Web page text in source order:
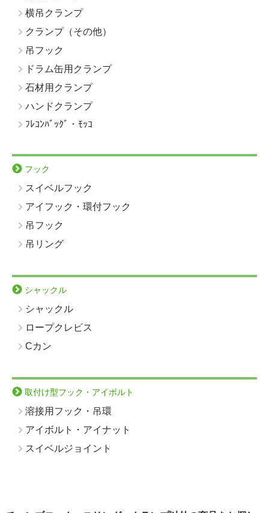
横吊クランプ
クランプ（その他）
吊フック
ドラム缶用クランプ
石材用クランプ
ハンドクランプ
ﾌﾚｺﾝﾊﾞｯｸﾞ・ﾓｯｺ
フック
スイベルフック
アイフック・環付フック
吊フック
吊リング
シャックル
シャックル
ロープクレビス
Cカン
取付け型フック・アイボルト
溶接用フック・吊環
アイボルト・アイナット
スイベルジョイント